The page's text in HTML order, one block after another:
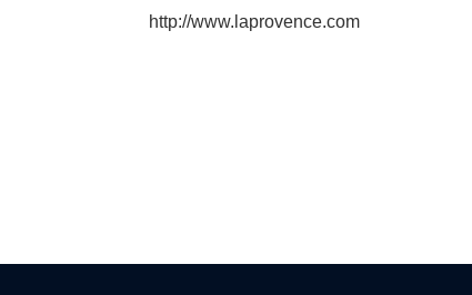
http://www.laprovence.com